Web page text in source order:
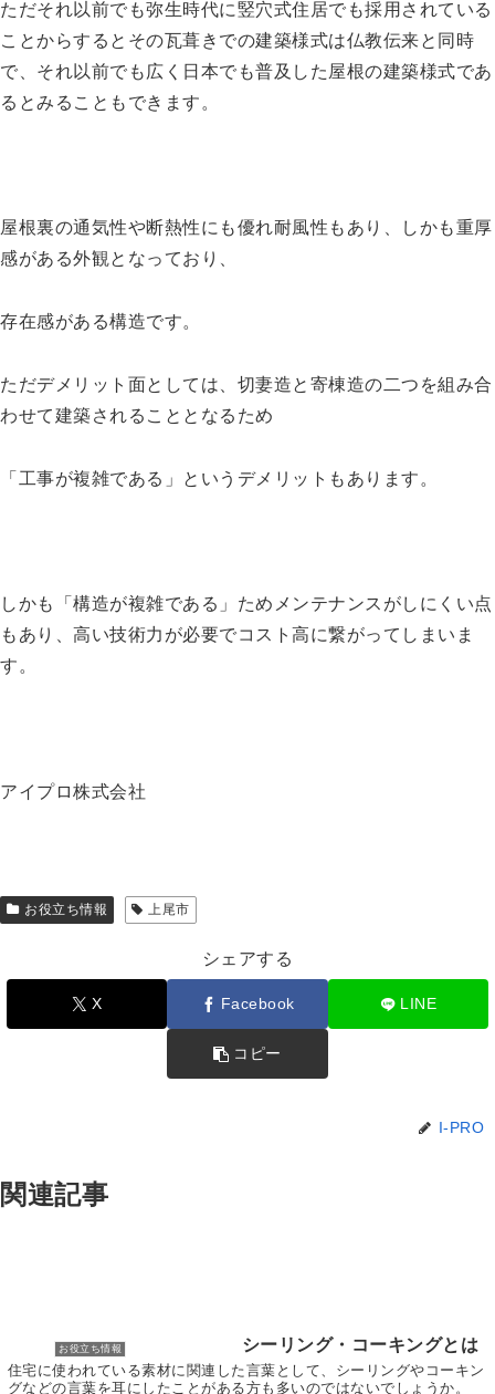
ただそれ以前でも弥生時代に竪穴式住居でも採用されている
ことからするとその瓦葺きでの建築様式は仏教伝来と同時
で、それ以前でも広く日本でも普及した屋根の建築様式であ
るとみることもできます。
屋根裏の通気性や断熱性にも優れ耐風性もあり、しかも重厚
感がある外観となっており、
存在感がある構造です。
ただデメリット面としては、切妻造と寄棟造の二つを組み合
わせて建築されることとなるため
「工事が複雑である」というデメリットもあります。
しかも「構造が複雑である」ためメンテナンスがしにくい点
もあり、高い技術力が必要でコスト高に繋がってしまいま
す。
アイプロ株式会社
お役立ち情報 上尾市
シェアする
X Facebook LINE
コピー
I-PRO
関連記事
お役立ち情報 シーリング・コーキングとは
住宅に使われている素材に関連した言葉として、シーリングやコーキン
グなどの言葉を耳にしたことがある方も多いのではないでしょうか。